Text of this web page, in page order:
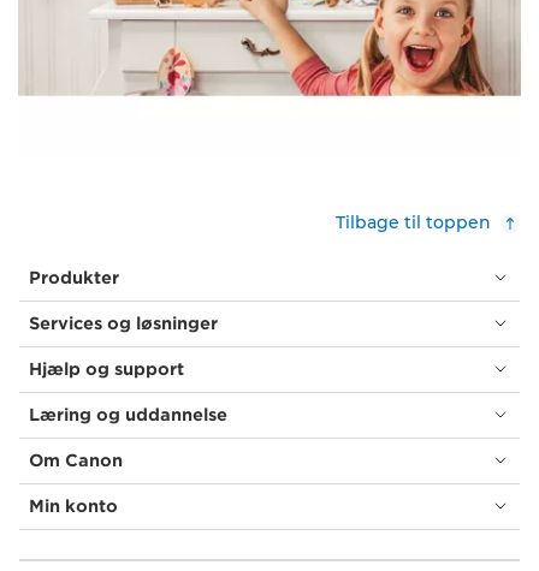
Tilbage til toppen
Produkter
Services og løsninger
Hjælp og support
Læring og uddannelse
Om Canon
Min konto